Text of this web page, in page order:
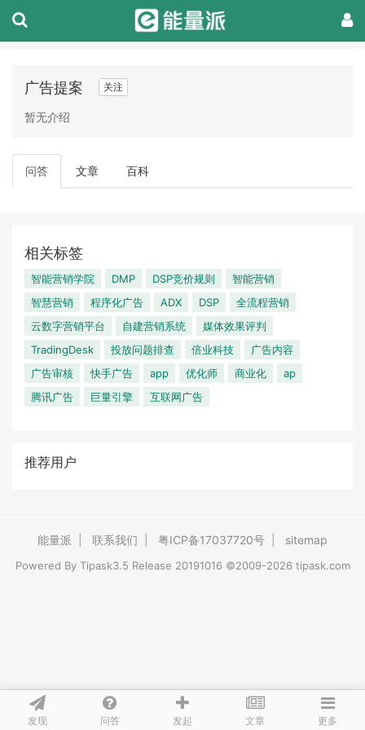
发现 问答 发起 文章 更多
广告提案 关注
暂无介绍
问答 文章 百科
相关标签
智能营销学院 DMP DSP竞价规则
智能营销
智慧营销
程序化广告 ADX DSP
全流程营销
云数字营销平台
自建营销系统
媒体效果评判
TradingDesk
投放问题排查 倍业科技
广告内容
广告审核
快手广告 app 优化师 商业化
ap
腾讯广告
巨量引擎 互联网广告
推荐用户
能量派 联系我们 粤ICP备17037720号 sitemap
Powered By Tipask3.5 Release 20191016 ©2009-2026 tipask.com